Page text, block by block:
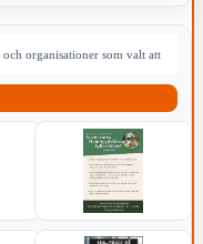
organisationer som valt att